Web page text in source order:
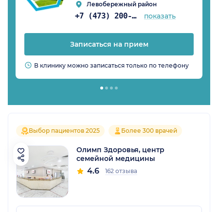
Левобережный район
+7 (473) 200-97-34 показать
Записаться на прием
В клинику можно записаться только по телефону
Выбор пациентов 2025 Более 300 врачей
Олимп Здоровья, центр
семейной медицины
4.6 162 отзыва